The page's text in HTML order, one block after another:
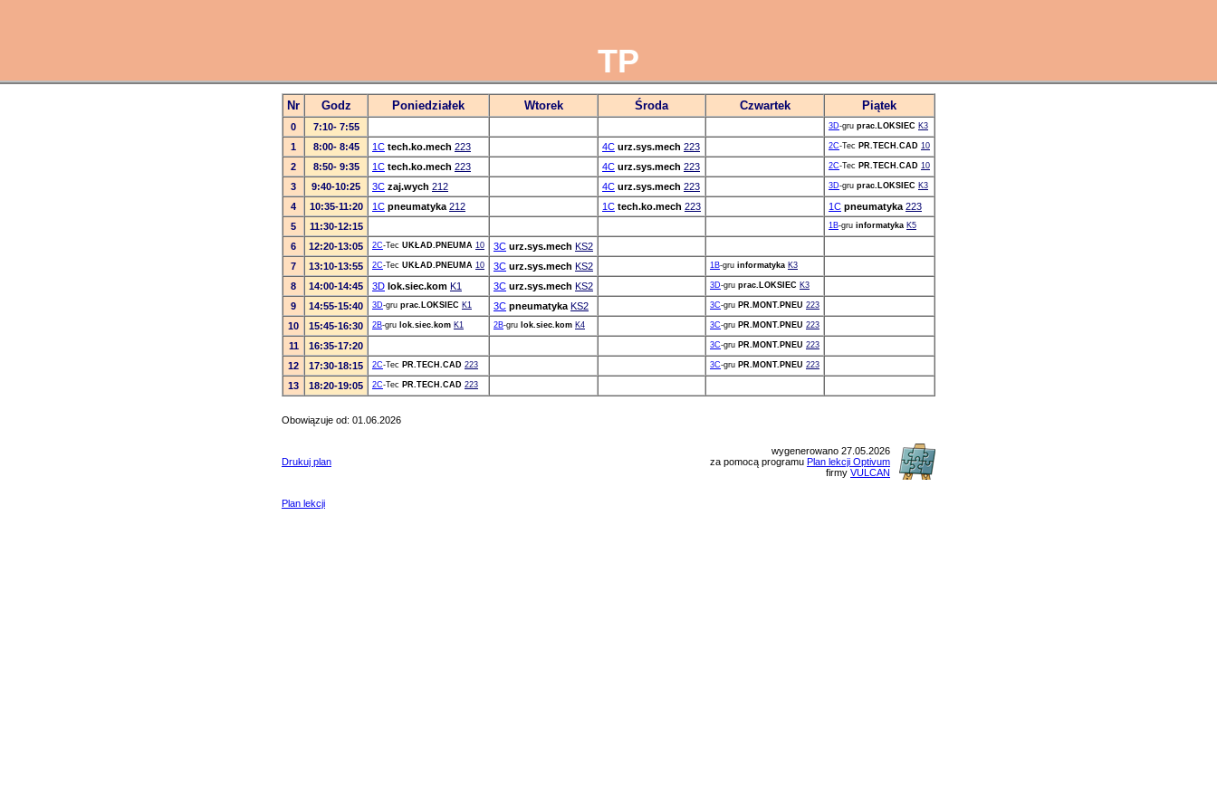
TP
Nr Godz Poniedziałek Wtorek Środa Czwartek Piątek
0 7:10- 7:55 3D-gru prac.LOKSIEC K3
1 8:00- 8:45 1C tech.ko.mech 223 4C urz.sys.mech 223 2C-Tec PR.TECH.CAD 10
2 8:50- 9:35 1C tech.ko.mech 223 4C urz.sys.mech 223 2C-Tec PR.TECH.CAD 10
3 9:40-10:25 3C zaj.wych 212 4C urz.sys.mech 223 3D-gru prac.LOKSIEC K3
4 10:35-11:20 1C pneumatyka 212 1C tech.ko.mech 223 1C pneumatyka 223
5
11:30-12:15 1B-gru informatyka K5
6 12:20-13:05 2C-Tec UKŁAD.PNEUMA 10 3C urz.sys.mech KS2
7
13:10-13:55 2C-Tec UKŁAD.PNEUMA 10 3C urz.sys.mech KS2 1B-gru informatyka K3
8 14:00-14:45 3D lok.siec.kom K1 3C urz.sys.mech KS2 3D-gru prac.LOKSIEC K3
9 14:55-15:40 3D-gru prac.LOKSIEC K1 3C pneumatyka KS2 3C-gru PR.MONT.PNEU 223
10 15:45-16:30 2B-gru lok.siec.kom K1 2B-gru lok.siec.kom K4 3C-gru PR.MONT.PNEU 223
11 16:35-17:20 3C-gru PR.MONT.PNEU 223
12 17:30-18:15 2C-Tec PR.TECH.CAD 223 3C-gru PR.MONT.PNEU 223
13 18:20-19:05 2C-Tec PR.TECH.CAD 223
Obowiązuje od: 01.06.2026
Drukuj plan
wygenerowano 27.05.2026
za pomocą programu Plan lekcji Optivum
firmy VULCAN
Plan lekcji